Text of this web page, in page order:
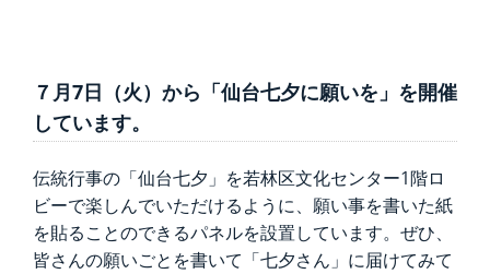
７月7日（火）から「仙台七夕に願いを」を開催
しています。
伝統行事の「仙台七夕」を若林区文化センター1階ロ
ビーで楽しんでいただけるように、願い事を書いた紙
を貼ることのできるパネルを設置しています。ぜひ、
皆さんの願いごとを書いて「七夕さん」に届けてみて